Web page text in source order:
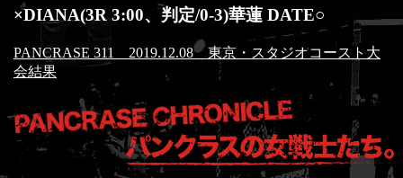
×DIANA(3R 3:00、判定/0-3)華蓮 DATE○
PANCRASE 311 2019.12.08 東京・スタジオコースト大
会結果